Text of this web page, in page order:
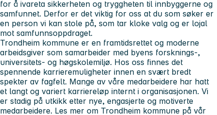
for å ivareta sikkerheten og tryggheten til innbyggerne og
samfunnet. Derfor er det viktig for oss at du som søker er
en person vi kan stole på, som tar kloke valg og er lojal
mot samfunnsoppdraget.
Trondheim kommune er en framtidsrettet og moderne
arbeidsgiver som samarbeider med byens forsknings-,
universitets- og høgskolemiljø. Hos oss finnes det
spennende karrieremuligheter innen en svært bredt
spekter av fagfelt. Mange av våre medarbeidere har hatt
et langt og variert karriereløp internt i organisasjonen. Vi
er stadig på utkikk etter nye, engasjerte og motiverte
medarbeidere. Les mer om Trondheim kommune på vår